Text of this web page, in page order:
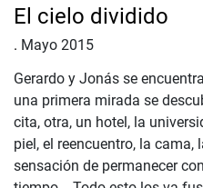
El cielo dividido
. Mayo 2015
Gerardo y Jonás se
una primera mirada se
cita, otra, un hotel, la
piel, el reencuentro, la cama,
sensación de permanecer